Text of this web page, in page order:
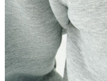
İndirimdekiler